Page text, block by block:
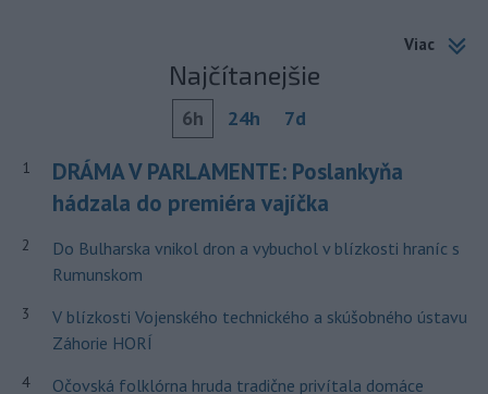
Viac
Najčítanejšie
6h 24h 7d
1
DRÁMA V PARLAMENTE: Poslankyňa
hádzala do premiéra vajíčka
2
Do Bulharska vnikol dron a vybuchol v blízkosti hraníc s
Rumunskom
3
V blízkosti Vojenského technického a skúšobného ústavu
Záhorie HORÍ
4
Očovská folklórna hruda tradične privítala domáce